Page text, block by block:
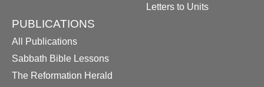
Letters to Units
PUBLICATIONS
All Publications
Sabbath Bible Lessons
The Reformation Herald